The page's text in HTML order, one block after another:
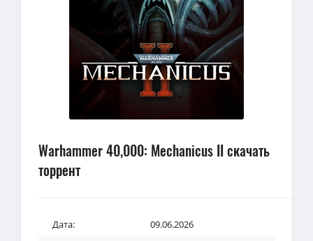
Warhammer 40,000: Mechanicus II скачать
торрент
Дата:
09.06.2026